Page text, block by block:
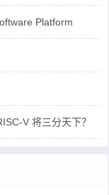
Platform
V 将三分天下？